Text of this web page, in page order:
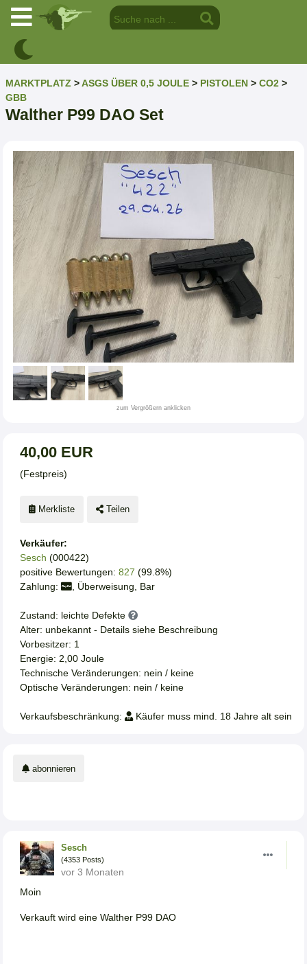
MARKTPLATZ >ASGS ÜBER 0,5 JOULE > PISTOLEN > CO2 >
GBB
Walther P99 DAO Set
zum Vergrößern anklicken
40,00 EUR
(Festpreis)
Merkliste Teilen
Verkäufer:
Sesch (000422)
positive Bewertungen: 827 (99.8%)
Zahlung:
, Überweisung, Bar
Zustand: leichte Defekte
Alter: unbekannt - Details siehe Beschreibung
Vorbesitzer: 1
Energie: 2,00 Joule
Technische Veränderungen: nein / keine
Optische Veränderungen: nein / keine
Verkaufsbeschränkung: Käufer muss mind. 18 Jahre alt sein
abonnieren
Sesch
(4353 Posts)
vor 3 Monaten
Moin
Verkauft wird eine Walther P99 DAO